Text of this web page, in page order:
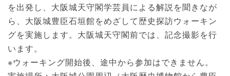
を出発し、大阪城天守閣学芸員による解説を聞きなが
ら、大阪城豊臣石垣館をめざして歴史探訪ウォーキン
グを実施します。大阪城天守閣前では、記念撮影を行
います。
※ウォーキング開始後、途中から参加はできません。